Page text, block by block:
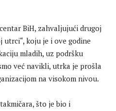
BiH, zahvaljujući drugoj
utrci“, koju je i ove godine
mladih, uz podršku
već navikli, utrka je prošla
na visokom nivou.
što je bio i